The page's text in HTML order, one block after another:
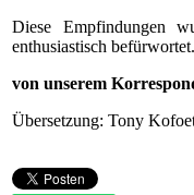
Diese Empfindungen
enthusiastisch befürwortet.
von unserem
Übersetzung: Tony